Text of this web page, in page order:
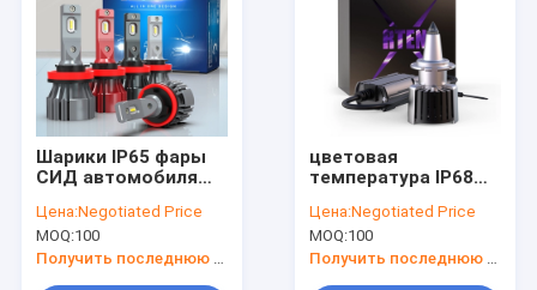
Шарики IP65 фары
СИД автомобиля
водостойким
5000Lm 48W
Цена:Negotiated Price
MOQ:100
Получить последнюю цену
цветовая
температура IP68
фары СИД
автомобиля 12v
делает
Цена:Negotiated Price
MOQ:100
Получить последнюю цену